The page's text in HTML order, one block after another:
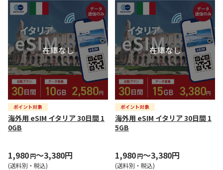
海外用 eSIM イタリア 30日間 1
0GB
1,980円～3,380円
(送料別・税込)
海外用 eSIM イタリア 30日間 1
5GB
1,980円～3,380円
(送料別・税込)